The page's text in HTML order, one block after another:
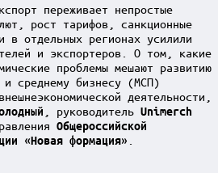
переживает непростые
рост тарифов, санкционные
в отдельных регионах усилили
и экспортеров. О том, какие
проблемы мешают развитию
среднему бизнесу (МСП)
деятельности,
, руководитель Unimerch
Общероссийской
«Новая формация»